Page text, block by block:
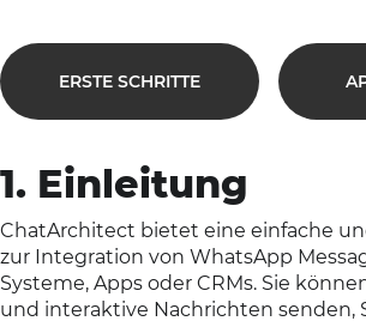
ERSTE SCHRITTE
1. Einleitung
ChatArchitect bietet eine einfache
zur Integration von WhatsApp
Systeme, Apps oder CRMs. Sie
und interaktive Nachrichten senden,